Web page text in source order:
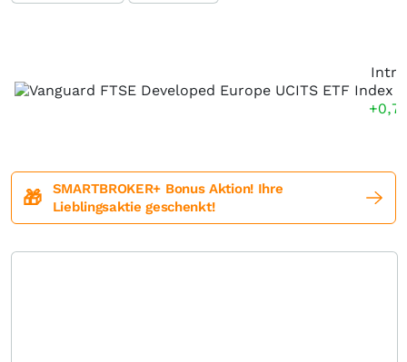
🎁
SMARTBROKER+ Bonus Aktion! Ihre
Lieblingsaktie geschenkt!